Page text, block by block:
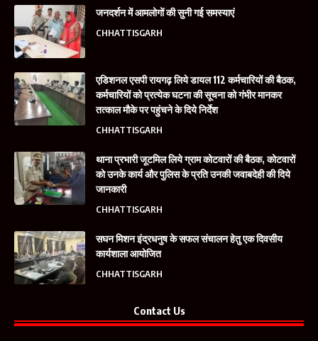
जनदर्शन में आमलोगों की सुनी गई समस्याएं
CHHATTISGARH
एडिशनल एसपी रायगढ़ लिये डायल 112 कर्मचारियों की बैठक,
कर्मचारियों को प्रत्येक घटना की सूचना को गंभीर मानकर
तत्काल मौके पर पहुंचने के दिये निर्देश
CHHATTISGARH
थाना प्रभारी जूटमिल लिये ग्राम कोटवारों की बैठक, कोटवारों
को उनके कार्य और पुलिस के प्रति उनकी जवाबदेही की दिये
जानकारी
CHHATTISGARH
सघन मिशन इंद्रधनुष के सफल संचालन हेतु एक दिवसीय
कार्यशाला आयोजित
CHHATTISGARH
Contact Us